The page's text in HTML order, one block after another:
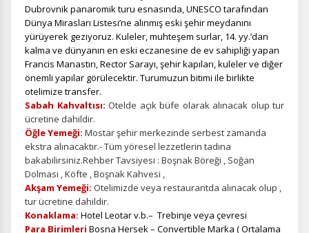
ÇEREZ KULLANIM AYARLARINIZ
Çerez tercihlerinizibelirleyin.
Daha fazla bilgi içinKVKK bilgilendirmemizi,çerez kullanım
gizlilik koşullarınıinceleyebilirsiniz.
Dubrovnik panaromik turu esnasında, UNESCO tarafından
Dünya Mirasları Listesi’ne alınmış eski şehir meydanını
yürüyerek geziyoruz. Kuleler, muhteşem surlar, 14. yy.’dan
kalma ve dünyanın en eski eczanesine de ev sahipliği yapan
Francis Manastırı, Rector Sarayı, şehir kapıları, kuleler ve diğer
önemli yapılar görülecektir. Turumuzun bitimi ile birlikte
otelimize transfer.
Sabah Kahvaltısı: Otelde açık büfe olarak alınacak olup tur
ücretine dahildir.
Öğle Yemeği: Mostar şehir merkezinde serbest zamanda
ekstra alınacaktır.-Tüm yöresel lezzetlerin tadına
bakabilirsiniz.Rehber Tavsiyesi : Boşnak Böreği , Soğan
Dolması , Köfte , Boşnak Kahvesi ,
Akşam Yemeği: Otelimizde veya restaurantda alınacak olup ,
tur ücretine dahildir.
Konaklama: Hotel Leotar v.b.– Trebinje veya çevresi
Para Birimleri Bosna Hersek – Convertible Marka ( Ortalama